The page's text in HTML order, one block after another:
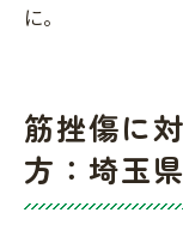
に。
筋挫傷に
方：埼玉